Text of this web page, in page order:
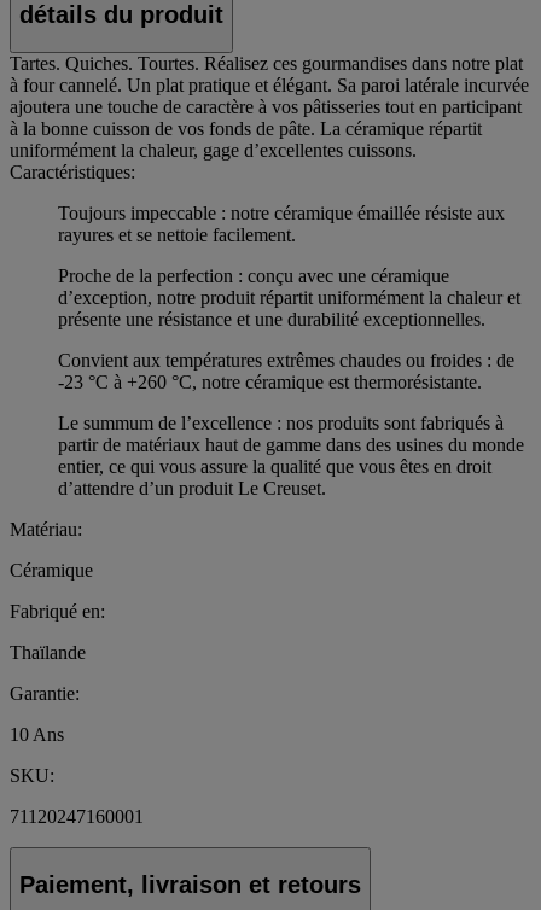
détails du produit
Tartes. Quiches. Tourtes. Réalisez ces gourmandises dans notre plat
à four cannelé. Un plat pratique et élégant. Sa paroi latérale incurvée
ajoutera une touche de caractère à vos pâtisseries tout en participant
à la bonne cuisson de vos fonds de pâte. La céramique répartit
uniformément la chaleur, gage d’excellentes cuissons.
Caractéristiques:
Toujours impeccable : notre céramique émaillée résiste aux
rayures et se nettoie facilement.
Proche de la perfection : conçu avec une céramique
d’exception, notre produit répartit uniformément la chaleur et
présente une résistance et une durabilité exceptionnelles.
Convient aux températures extrêmes chaudes ou froides : de
-23 °C à +260 °C, notre céramique est thermorésistante.
Le summum de l’excellence : nos produits sont fabriqués à
partir de matériaux haut de gamme dans des usines du monde
entier, ce qui vous assure la qualité que vous êtes en droit
d’attendre d’un produit Le Creuset.
Matériau:
Céramique
Fabriqué en:
Thaïlande
Garantie:
10 Ans
SKU:
71120247160001
Paiement, livraison et retours